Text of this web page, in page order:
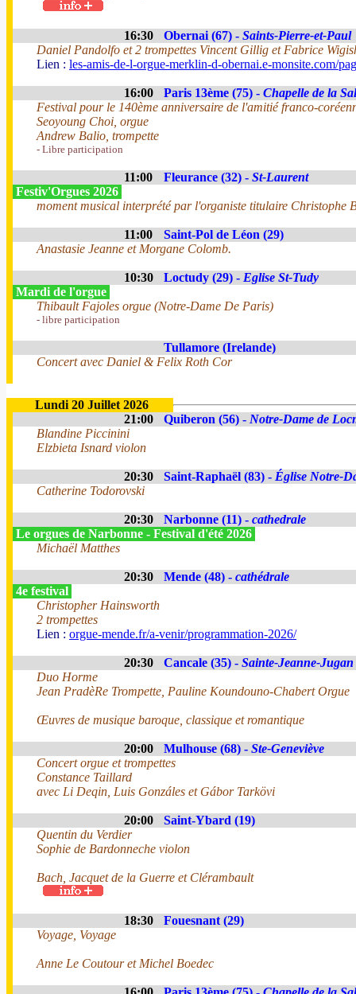
16:30 Obernai (67) - Saints-Pierre-et-Paul
Daniel Pandolfo et 2 trompettes Vincent Gillig et Fabrice
Lien : les-amis-de-l-orgue-merklin-d-obernai.e-monsite.com/
16:00 Paris 13ème (75) - Chapelle de la
Festival pour le 140ème anniversaire de l'amitié franco-
Seoyoung Choi, orgue
Andrew Balio, trompette
- Libre participation
11:00 Fleurance (32) - St-Laurent
Festiv'Orgues 2026
moment musical interprété par l'organiste titulaire Christophe
11:00
Saint-Pol de Léon (29)
Anastasie Jeanne et Morgane Colomb.
10:30 Loctudy (29) - Eglise St-Tudy
Mardi de l'orgue
Thibault Fajoles orgue (Notre-Dame De Paris)
- libre participation
Tullamore (Irelande)
Concert avec Daniel & Felix Roth Cor
Lundi 20 Juillet 2026
21:00
Quiberon (56) - Notre-Dame de
Blandine Piccinini
Elzbieta Isnard violon
20:30 Saint-Raphaël (83) - Église Notre-
Catherine Todorovski
20:30 Narbonne (11) - cathedrale
Le orgues de Narbonne - Festival d'été 2026
Michaël Matthes
20:30 Mende (48) - cathédrale
4e festival
Christopher Hainsworth
2 trompettes
Lien : orgue-mende.fr/a-venir/programmation-2026/
20:30 Cancale (35) - Sainte-Jeanne-Jugan
Duo Horme
Jean PradèRe Trompette, Pauline Koundouno-Chabert Orgue
Œuvres de musique baroque, classique et romantique
20:00 Mulhouse (68) - Ste-Geneviève
Concert orgue et trompettes
Constance Taillard
avec Li Deqin, Luis Gonzáles et Gábor Tarkövi
20:00
Saint-Ybard (19)
Quentin du Verdier
Sophie de Bardonneche violon
Bach, Jacquet de la Guerre et Clérambault
18:30
Fouesnant (29)
Voyage, Voyage
Anne Le Coutour et Michel Boedec